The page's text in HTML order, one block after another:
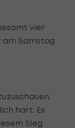
vier
Samstag
hart. Es
Sieg